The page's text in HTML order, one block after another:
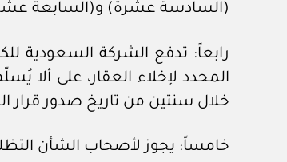
(السادسة عشرة) و(السابعة
رابعاً: تدفع الشركة السعودية
المحدد لإخلاء العقار، على ألا
خلال سنتين من تاريخ صدور قرار
خامساً: يجوز لأصحاب الشأن التظلم أمام ديوان